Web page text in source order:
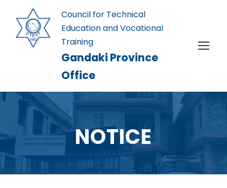
Council for Technical
Education and Vocational
Training
Gandaki Province
Office
NOTICE